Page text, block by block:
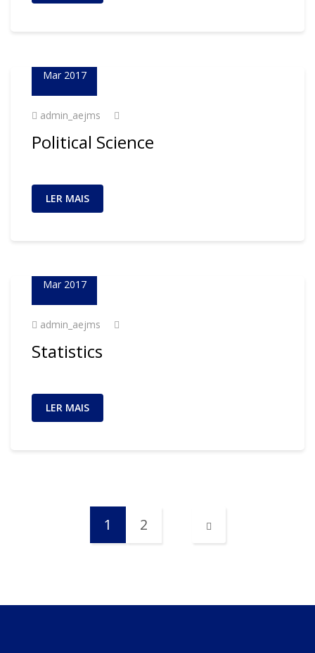
Mar 2017
admin_aejms
Political Science
LER MAIS
Mar 2017
admin_aejms
Statistics
LER MAIS
1 2